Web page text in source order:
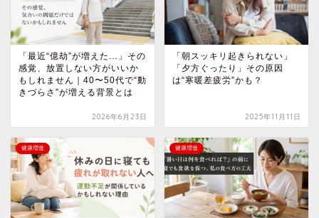
「最近“億劫”が増えた…」その
感覚、放置しない方がいいか
もしれません｜40〜50代で“動
きづらさ”が増える背景とは
2026年6月23日
「朝スッキリ起きられない」
「夕方ぐったり」その原因
は“寒暖差疲労”かも？
2025年11月11日
健康増進 健康増進